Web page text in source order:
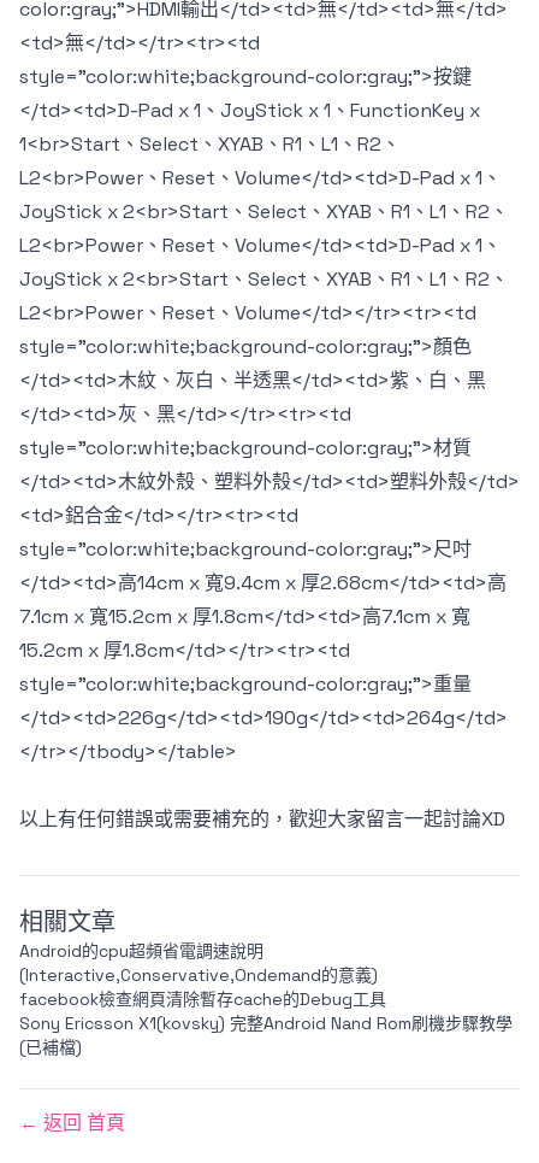
color:gray;">HDMI輸出</td><td>無</td><td>無</td>
<td>無</td></tr><tr><td
style="color:white;background-color:gray;">按鍵
</td><td>D-Pad x 1、JoyStick x 1、FunctionKey x
1<br>Start、Select、XYAB、R1、L1、R2、
L2<br>Power、Reset、Volume</td><td>D-Pad x 1、
JoyStick x 2<br>Start、Select、XYAB、R1、L1、R2、
L2<br>Power、Reset、Volume</td><td>D-Pad x 1、
JoyStick x 2<br>Start、Select、XYAB、R1、L1、R2、
L2<br>Power、Reset、Volume</td></tr><tr><td
style="color:white;background-color:gray;">顏色
</td><td>木紋、灰白、半透黑</td><td>紫、白、黑
</td><td>灰、黑</td></tr><tr><td
style="color:white;background-color:gray;">材質
</td><td>木紋外殼、塑料外殼</td><td>塑料外殼</td>
<td>鋁合金</td></tr><tr><td
style="color:white;background-color:gray;">尺吋
</td><td>高14cm x 寬9.4cm x 厚2.68cm</td><td>高
7.1cm x 寬15.2cm x 厚1.8cm</td><td>高7.1cm x 寬
15.2cm x 厚1.8cm</td></tr><tr><td
style="color:white;background-color:gray;">重量
</td><td>226g</td><td>190g</td><td>264g</td>
</tr></tbody></table>
以上有任何錯誤或需要補充的，歡迎大家留言一起討論XD
相關文章
Android的cpu超頻省電調速說明
(Interactive,Conservative,Ondemand的意義)
facebook檢查網頁清除暫存cache的Debug工具
Sony Ericsson X1(kovsky) 完整Android Nand Rom刷機步驟教學
(已補檔)
← 返回 首頁